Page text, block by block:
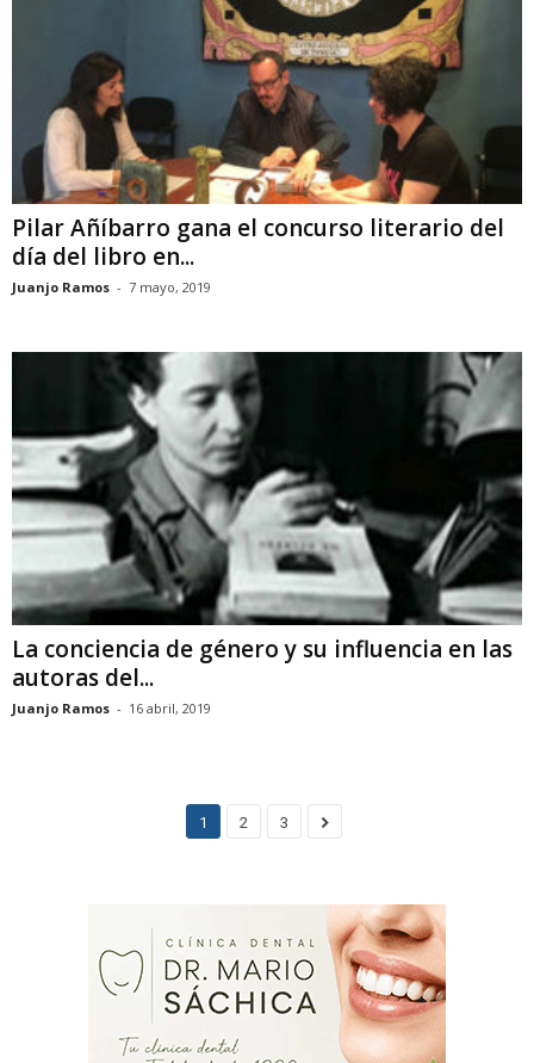
Pilar Añíbarro gana el concurso literario del
día del libro en...
Juanjo Ramos - 7 mayo, 2019
La conciencia de género y su influencia en las
autoras del...
Juanjo Ramos - 16 abril, 2019
1 2 3